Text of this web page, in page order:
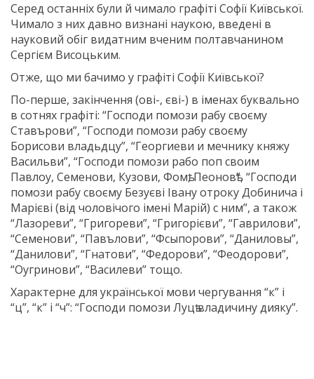
Серед останніх були й чимало графіті Софії Київської.
Чимало з них давно визнані наукою, введені в
науковий обіг видатним вченим полтавчанином
Сергієм Висоцьким.
Отже, що ми бачимо у графіті Софії Київської?
По-перше, закінчення (ові-, єві-) в іменах буквально
в сотнях графіті: “Господи помози рабу своєму
Ставърови”, “Господи помози рабу своєму
Борисови владьдцу”, “Георгиеви и мечнику княжу
Васильви”, “Господи помози рабо поп своим
Павлоу, Семенови, Кузови, Фомѣ, Пеоновѣ”, “Господи
помози рабу своєму Безуєві Івану отроку Добинича і
Марієві (від чоловічого імені Марій) с ним”, а також
“Лазореви”, “Григореви”, “Григорієви”, “Гаврилови”,
“Семенови”, “Павълови”, “Фсыпорови”, “Даниловы”,
“Данилови”, “Гнатови”, “Федорови”, “Феодорови”,
“Оугринови”, “Василеви” тощо.
Характерне для української мови чергування “к” і
“ц”, “к” і “ч”: “Господи помози Луцѣ владичину дияку”.